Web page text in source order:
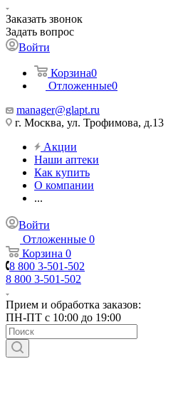
Заказать звонок
Задать вопрос
Войти
Корзина0
Отложенные0
manager@glapt.ru
г. Москва, ул. Трофимова, д.13
Акции
Наши аптеки
Как купить
О компании
...
Войти
Отложенные 0
Корзина 0
8 800 3-501-502
8 800 3-501-502
Прием и обработка заказов:
ПН-ПТ с 10:00 до 19:00